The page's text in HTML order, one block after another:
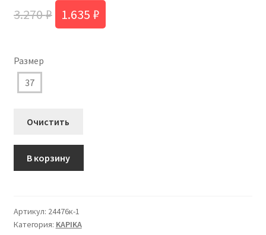
3.270₽
Первоначальная
1.635 ₽
Размер
37
Очистить
Капика
для
В корзину
Артикул: 24476к-1
Категория: KAPIKA